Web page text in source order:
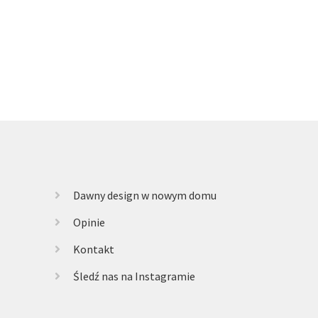
Dawny design w nowym domu
Opinie
Kontakt
Śledź nas na Instagramie